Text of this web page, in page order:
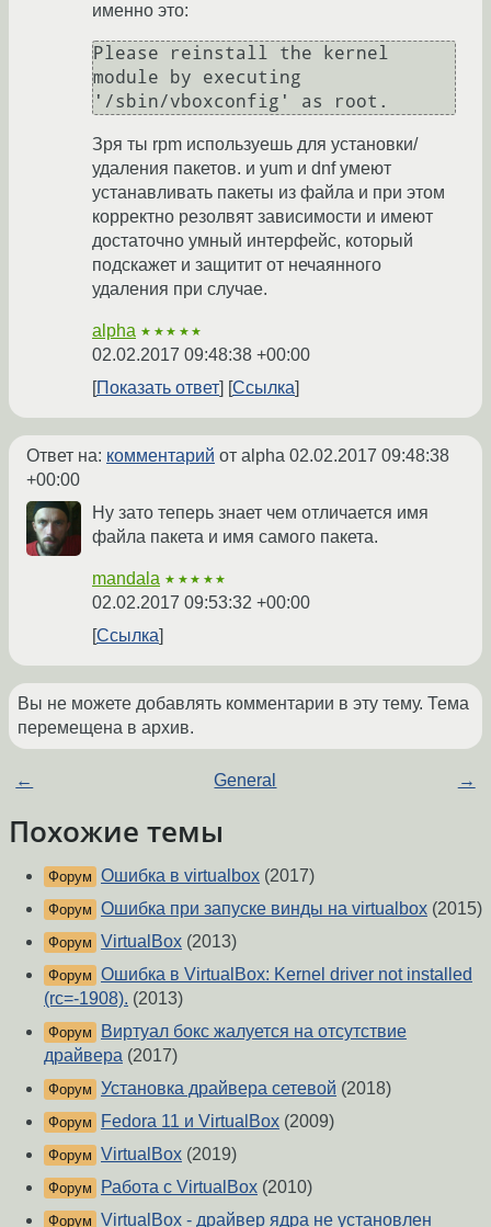
именно это:
Please reinstall the kernel
module by executing
Зря ты rpm используешь для установки/
удаления пакетов. и yum и dnf умеют
устанавливать пакеты из файла и при этом
корректно резолвят зависимости и имеют
достаточно умный интерфейс, который
подскажет и защитит от нечаянного
удаления при случае.
alpha ★★★★★
02.02.2017 09:48:38 +00:00
Показать ответ
Ссылка
Ответ на: комментарий от alpha 02.02.2017 09:48:38
+00:00
Ну зато теперь знает чем отличается имя
файла пакета и имя самого пакета.
mandala ★★★★★
02.02.2017 09:53:32 +00:00
Ссылка
Вы не можете добавлять комментарии в эту тему. Тема
перемещена в архив.
← General →
Похожие темы
Форум Ошибка в virtualbox (2017)
Форум Ошибка при запуске винды на virtualbox (2015)
Форум VirtualBox (2013)
Форум Ошибка в VirtualBox: Kernel driver not installed
(rc=-1908). (2013)
Форум
Виртуал бокс жалуется на отсутствие
драйвера (2017)
Форум Установка драйвера сетевой (2018)
Форум Fedora 11 и VirtualBox (2009)
Форум VirtualBox (2019)
Форум Работа с VirtualBox (2010)
Форум VirtualBox - драйвер ядра не установлен